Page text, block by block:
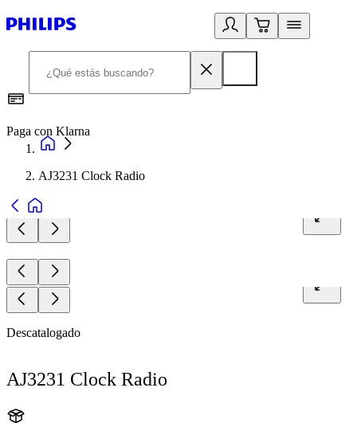
Paga con Klarna
AJ3231 Clock Radio
Descatalogado
AJ3231 Clock Radio